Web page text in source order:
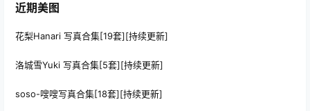
近期美图
花梨Hanari 写真合集[19套][持续更新]
洛城雪Yuki 写真合集[5套][持续更新]
soso-嗖嗖写真合集[18套][持续更新]